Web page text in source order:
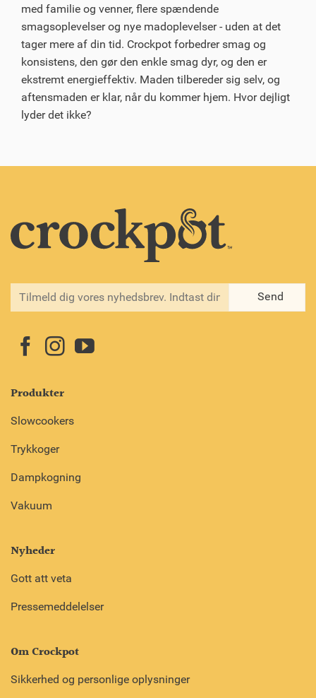
med familie og venner, flere spændende
smagsoplevelser og nye madoplevelser - uden at det
tager mere af din tid. Crockpot forbedrer smag og
konsistens, den gør den enkle smag dyr, og den er
ekstremt energieffektiv. Maden tilbereder sig selv, og
aftensmaden er klar, når du kommer hjem. Hvor dejligt
lyder det ikke?
Produkter
Slowcookers
Trykkoger
Dampkogning
Vakuum
Nyheder
Gott att veta
Pressemeddelelser
Om Crockpot
Sikkerhed og personlige oplysninger